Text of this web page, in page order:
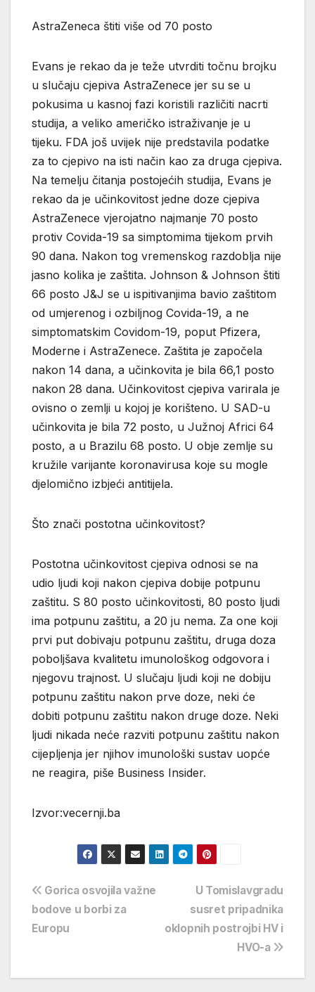
AstraZeneca štiti više od 70 posto
Evans je rekao da je teže utvrditi točnu brojku
u slučaju cjepiva AstraZenece jer su se u
pokusima u kasnoj fazi koristili različiti nacrti
studija, a veliko američko istraživanje je u
tijeku. FDA još uvijek nije predstavila podatke
za to cjepivo na isti način kao za druga cjepiva.
Na temelju čitanja postojećih studija, Evans je
rekao da je učinkovitost jedne doze cjepiva
AstraZenece vjerojatno najmanje 70 posto
protiv Covida-19 sa simptomima tijekom prvih
90 dana. Nakon tog vremenskog razdoblja nije
jasno kolika je zaštita. Johnson & Johnson štiti
66 posto J&J se u ispitivanjima bavio zaštitom
od umjerenog i ozbiljnog Covida-19, a ne
simptomatskim Covidom-19, poput Pfizera,
Moderne i AstraZenece. Zaštita je započela
nakon 14 dana, a učinkovita je bila 66,1 posto
nakon 28 dana. Učinkovitost cjepiva varirala je
ovisno o zemlji u kojoj je korišteno. U SAD-u
učinkovita je bila 72 posto, u Južnoj Africi 64
posto, a u Brazilu 68 posto. U obje zemlje su
kružile varijante koronavirusa koje su mogle
djelomično izbjeći antitijela.
Što znači postotna učinkovitost?
Postotna učinkovitost cjepiva odnosi se na
udio ljudi koji nakon cjepiva dobije potpunu
zaštitu. S 80 posto učinkovitosti, 80 posto ljudi
ima potpunu zaštitu, a 20 ju nema. Za one koji
prvi put dobivaju potpunu zaštitu, druga doza
poboljšava kvalitetu imunološkog odgovora i
njegovu trajnost. U slučaju ljudi koji ne dobiju
potpunu zaštitu nakon prve doze, neki će
dobiti potpunu zaštitu nakon druge doze. Neki
ljudi nikada neće razviti potpunu zaštitu nakon
cijepljenja jer njihov imunološki sustav uopće
ne reagira, piše Business Insider.
Izvor:vecernji.ba
Navigacija
objava
U Tomislavgradu
susret pripadnika
oklopnih postrojbi HV i
HVO-a
Gorica osvojila važne
bodove u borbi za
Europu